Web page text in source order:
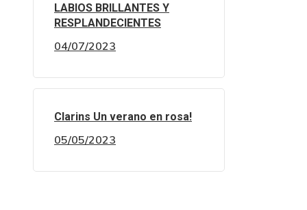
LABIOS BRILLANTES Y
RESPLANDECIENTES
04/07/2023
Clarins Un verano en rosa!
05/05/2023